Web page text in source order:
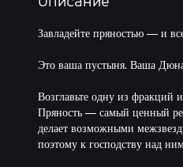
Завладейте пряностью — и
Это ваша пустыня. Ваша
Возглавьте одну из фракций
Пряность — самый ценный
делает возможными
поэтому к господству над